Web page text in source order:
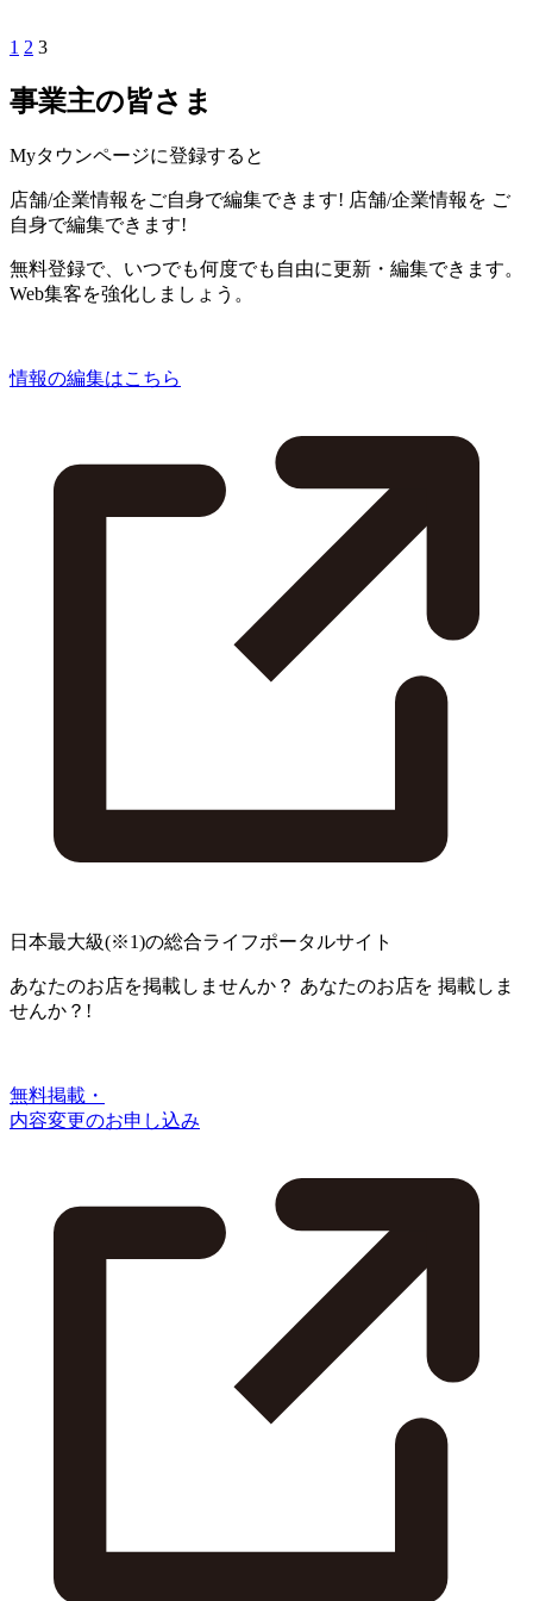
1 2 3
事業主の皆さま
Myタウンページに登録すると
店舗/企業情報をご自身で編集できます! 店舗/企業情報を ご
自身で編集できます!
無料登録で、いつでも何度でも自由に更新・編集できます。
Web集客を強化しましょう。
情報の編集はこちら
日本最大級(※1)の総合ライフポータルサイト
あなたのお店を掲載しませんか？ あなたのお店を 掲載しま
せんか？!
無料掲載・
内容変更のお申し込み